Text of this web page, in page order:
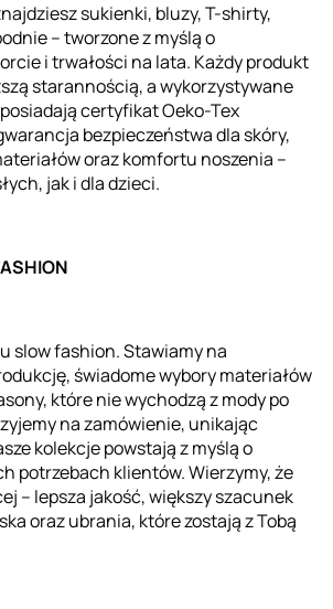
sukienki, bluzy, T-shirty,
– tworzone z myślą o
i trwałości na lata. Każdy produkt
starannością, a wykorzystywane
certyfikat Oeko-Tex
bezpieczeństwa dla skóry,
oraz komfortu noszenia –
jak i dla dzieci.
slow fashion. Stawiamy na
świadome wybory materiałów
które nie wychodzą z mody po
na zamówienie, unikając
kolekcje powstają z myślą o
potrzebach klientów. Wierzymy, że
– lepsza jakość, większy szacunek
oraz ubrania, które zostają z Tobą